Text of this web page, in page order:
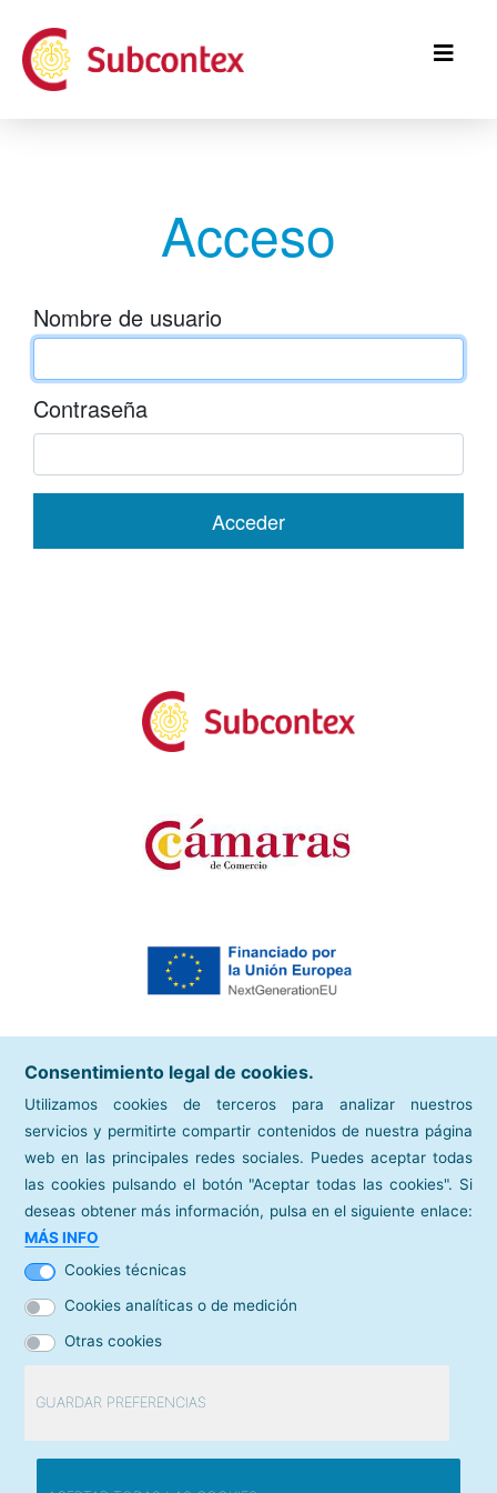
contenido
principal
Acceso
Nombre de usuario
Contraseña
sitios de interés
Cámara de Comercio de España
directorios
contacto
Contacta con nosotros
Consentimiento legal de cookies.
Utilizamos cookies de terceros para analizar nuestros
servicios y permitirte compartir contenidos de nuestra página
web en las principales redes sociales. Puedes aceptar todas
las cookies pulsando el botón "Aceptar todas las cookies". Si
deseas obtener más información, pulsa en el siguiente enlace:
MÁS INFO
Cookies técnicas
Cookies analíticas o de medición
Otras cookies
GUARDAR PREFERENCIAS